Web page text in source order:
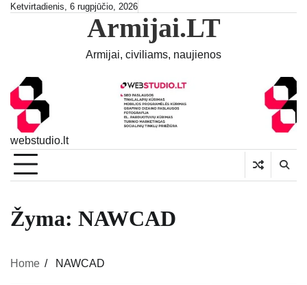
SkipKetvirtadienis, 6 rugpjūčio, 2026
Armijai.LT
Armijai, civiliams, naujienos
webstudio.lt
Žyma: NAWCAD
Home NAWCAD